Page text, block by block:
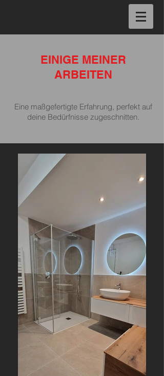
EINIGE MEINER
ARBEITEN
Eine maßgefertigte Erfahrung, perfekt auf
deine Bedürfnisse zugeschnitten.